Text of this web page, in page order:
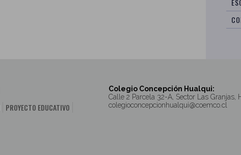
PROYECTO EDUCATIVO
Colegio Concepción Hualqui:
Calle 2 Parcela 32-A, Sector Las Granjas,
colegioconcepcionhualqui@coemco.cl